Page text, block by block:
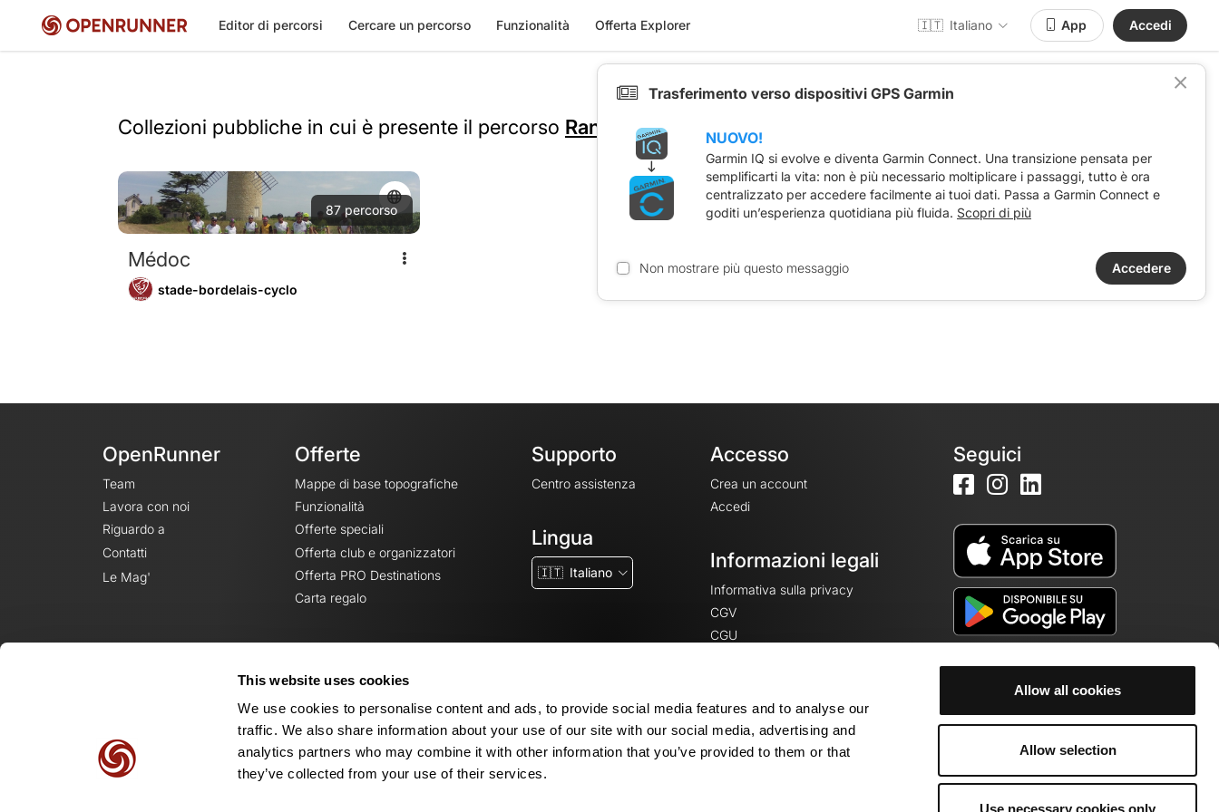
This website uses cookies
We use cookies to personalise content and ads, to provide social media features and to analyse our
traffic. We also share information about your use of our site with our social media, advertising and
analytics partners who may combine it with other information that you’ve provided to them or that
they’ve collected from your use of their services.
Allow all cookies
Allow selection
Use necessary cookies only
Editor di percorsi Cercare un percorso Funzionalità Offerta Explorer 🇮🇹 Italiano App Accedi
Collezioni pubbliche in cui è presente il percorso Rando du Haillan 88 km
87 percorso
Médoc
stade-bordelais-cyclo
OpenRunner
Team
Lavora con noi
Riguardo a
Contatti
Le Mag'
Offerte
Mappe di base topografiche
Funzionalità
Offerte speciali
Offerta club e organizzatori
Offerta PRO Destinations
Carta regalo
Supporto
Centro assistenza
Lingua
🇮🇹 Italiano
Accesso
Crea un account
Accedi
Informazioni legali
Informativa sulla privacy
CGV
CGU
Seguici
© 2026 OpenRunner - Versione 7.31.3
Trasferimento verso dispositivi GPS Garmin
NUOVO!
Garmin IQ si evolve e diventa Garmin Connect. Una transizione pensata per
semplificarti la vita: non è più necessario moltiplicare i passaggi, tutto è ora
centralizzato per accedere facilmente ai tuoi dati. Passa a Garmin Connect e
goditi un’esperienza quotidiana più fluida. Scopri di più
Non mostrare più questo messaggio Accedere